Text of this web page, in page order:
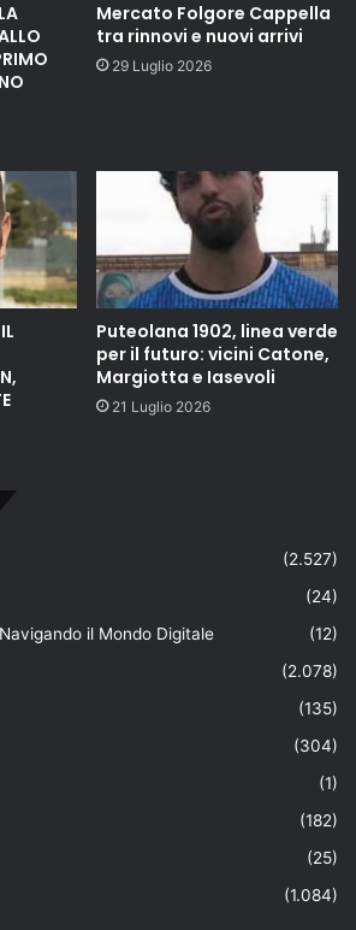
Mercato Folgore Cappella
tra rinnovi e nuovi arrivi
29 Luglio 2026
Puteolana 1902, linea verde
per il futuro: vicini Catone,
Margiotta e Iasevoli
21 Luglio 2026
(2.527)
(24)
il Mondo Digitale
(12)
(2.078)
(135)
(304)
(1)
(182)
(25)
(1.084)